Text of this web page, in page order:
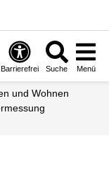
Barrierefrei Suche Menü
und Wohnen